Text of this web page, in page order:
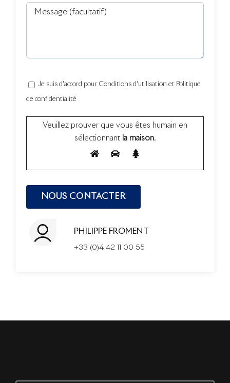
Je suis d'accord pour Conditions d'utilisation et Politique
de confidentialité
Veuillez prouver que vous êtes humain en
sélectionnantla maison.
PHILIPPE FROMENT
+33 (0)4 42 11 00 55